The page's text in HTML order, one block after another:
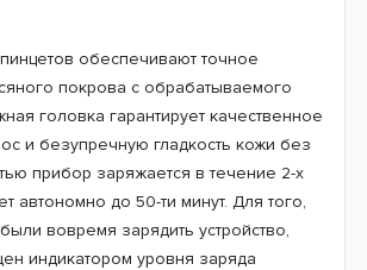
обеспечивают точное
покрова с обрабатываемого
головка гарантирует качественное
и безупречную гладкость кожи без
прибор заряжается в течение 2-х
автономно до 50-ти минут. Для того,
вовремя зарядить устройство,
индикатором уровня заряда